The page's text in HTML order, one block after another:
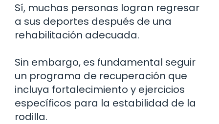
Sí, muchas personas logran regresar
a sus deportes después de una
rehabilitación adecuada.
Sin embargo, es fundamental seguir
un programa de recuperación que
incluya fortalecimiento y ejercicios
específicos para la estabilidad de la
rodilla.